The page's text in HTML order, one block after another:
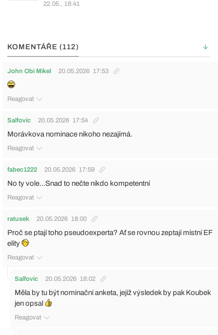
22.05., 18:41
KOMENTÁŘE (112)
John Obi Mikel 20.05.2026 17:53
Reagovat
Salfovic 20.05.2026 17:54
Morávkova nominace nikoho nezajímá.
Reagovat
fabec1222 20.05.2026 17:59
No ty vole...Snad to nečte nikdo kompetentní
Reagovat
ratusek 20.05.2026 18:00
Proč se ptají toho pseudoexperta? Ať se rovnou zeptají místní EF
elity
Reagovat
Salfovic 20.05.2026 18:02
Měla by tu být nominační anketa, jejíž výsledek by pak Koubek
jen opsal
Reagovat